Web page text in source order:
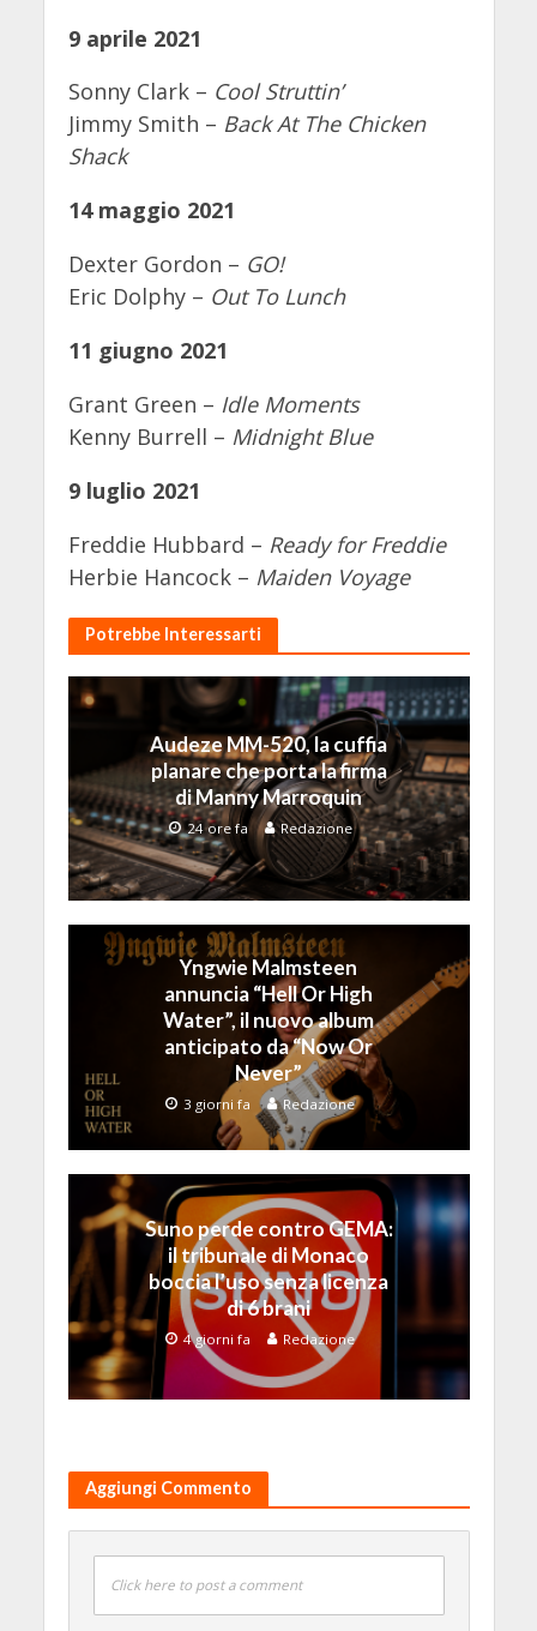
9 aprile 2021
Sonny Clark – Cool Struttin’
Jimmy Smith – Back At The Chicken
Shack
14 maggio 2021
Dexter Gordon – GO!
Eric Dolphy – Out To Lunch
11 giugno 2021
Grant Green – Idle Moments
Kenny Burrell – Midnight Blue
9 luglio 2021
Freddie Hubbard – Ready for Freddie
Herbie Hancock – Maiden Voyage
Potrebbe Interessarti
Audeze MM-520, la cuffia
planare che porta la firma
di Manny Marroquin
24 ore fa Redazione
Yngwie Malmsteen
annuncia “Hell Or High
Water”, il nuovo album
anticipato da “Now Or
Never”
3 giorni fa Redazione
Suno perde contro GEMA:
il tribunale di Monaco
boccia l’uso senza licenza
di 6 brani
4 giorni fa Redazione
Aggiungi Commento
Click here to post a comment